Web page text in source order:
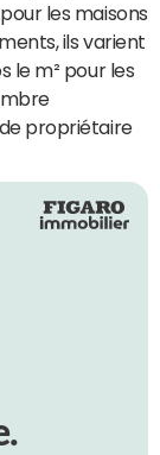
les maisons
ils varient
le m² pour les
propriétaire